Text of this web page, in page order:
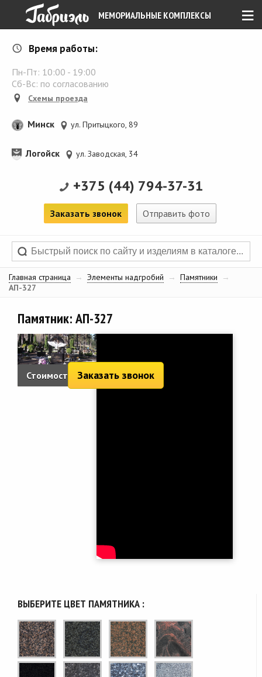
≡
МЕМОРИАЛЬНЫЕ КОМПЛЕКСЫ
Время работы:
Пн-Пт: 10:00 - 19:00
Сб-Вс: по согласованию
Схемы проезда
Минск ул. Притыцкого, 89
Логойск ул. Заводская, 34
+375 (44) 794-37-31
Заказать звонок Отправить фото
Главная страница → Элементы надгробий → Памятники
→
АП-327
Памятник: АП-327
Стоимость: 6 764 руб.
Заказать звонок
ВЫБЕРИТЕ ЦВЕТ ПАМЯТНИКА :